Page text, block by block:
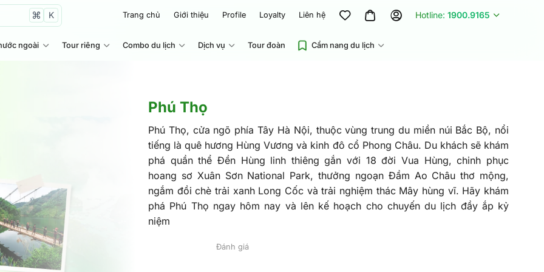
K Trang chủ Giới thiệu Profile Loyalty Liên hệ Hotline: 1900.9165
ngoài Tour riêng Combo du lịch Dịch vụ Tour đoàn Cẩm nang du lịch
Phú Thọ
Phú Thọ, cửa ngõ phía Tây Hà Nội, thuộc vùng trung du miền núi Bắc Bộ, nổi
tiếng là quê hương Hùng Vương và kinh đô cổ Phong Châu. Du khách sẽ khám
phá quần thể Đền Hùng linh thiêng gắn với 18 đời Vua Hùng, chinh phục
hoang sơ Xuân Sơn National Park, thưởng ngoạn Đầm Ao Châu thơ mộng,
ngắm đồi chè trải xanh Long Cốc và trải nghiệm thác Mây hùng vĩ. Hãy khám
phá Phú Thọ ngay hôm nay và lên kế hoạch cho chuyến du lịch đầy ắp kỷ
niệm
Đánh giá